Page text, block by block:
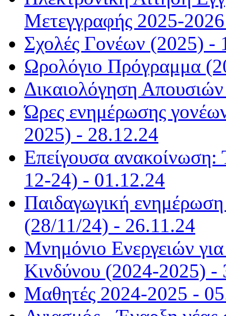
Μετεγγραφής 2025-
Σχολές Γονέων (2025) -
Ωρολόγιο Πρόγραμμα
Δικαιολόγηση
Ώρες ενημέρωσης
2025) - 28.12.24
Επείγουσα
12-24) - 01.12.24
Παιδαγωγική ενημέρωση
(28/11/24) - 26.11.24
Μνημόνιο Ενεργειών
Κινδύνου (2024-2025) -
Μαθητές 2024-2025 -